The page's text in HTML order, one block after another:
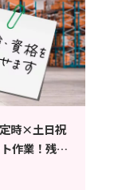
時×土日祝
作業！残業